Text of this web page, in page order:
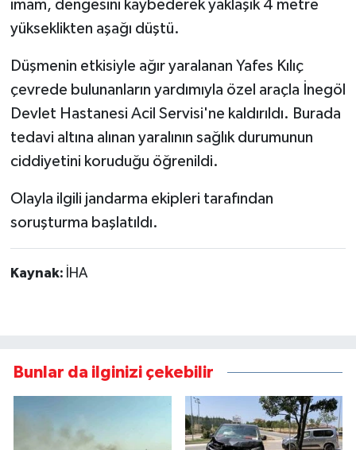
imam, dengesini kaybederek yaklaşık 4 metre
yükseklikten aşağı düştü.
Düşmenin etkisiyle ağır yaralanan Yafes Kılıç
çevrede bulunanların yardımıyla özel araçla İnegöl
Devlet Hastanesi Acil Servisi'ne kaldırıldı. Burada
tedavi altına alınan yaralının sağlık durumunun
ciddiyetini koruduğu öğrenildi.
Olayla ilgili jandarma ekipleri tarafından
soruşturma başlatıldı.
Kaynak: İHA
Bunlar da ilginizi çekebilir